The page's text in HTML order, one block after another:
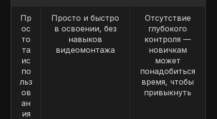
Пр
ос
то
та
ис
по
льз
ов
ан
ия
Просто и быстро
в освоении, без
навыков
видеомонтажа
Отсутствие
глубокого
контроля —
новичкам
может
понадобиться
время, чтобы
привыкнуть